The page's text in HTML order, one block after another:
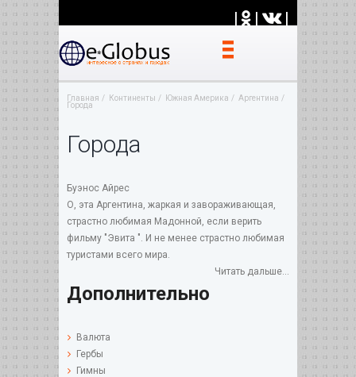
| | |
Главная Континенты Южная Америка
Аргентина
Города
Города
Буэнос Айрес
О, эта Аргентина, жаркая и завораживающая,
страстно любимая Мадонной, если верить
фильму "Эвита ". И не менее страстно любимая
туристами всего мира.
Читать дальше...
Дополнительно
Валюта
Гербы
Гимны